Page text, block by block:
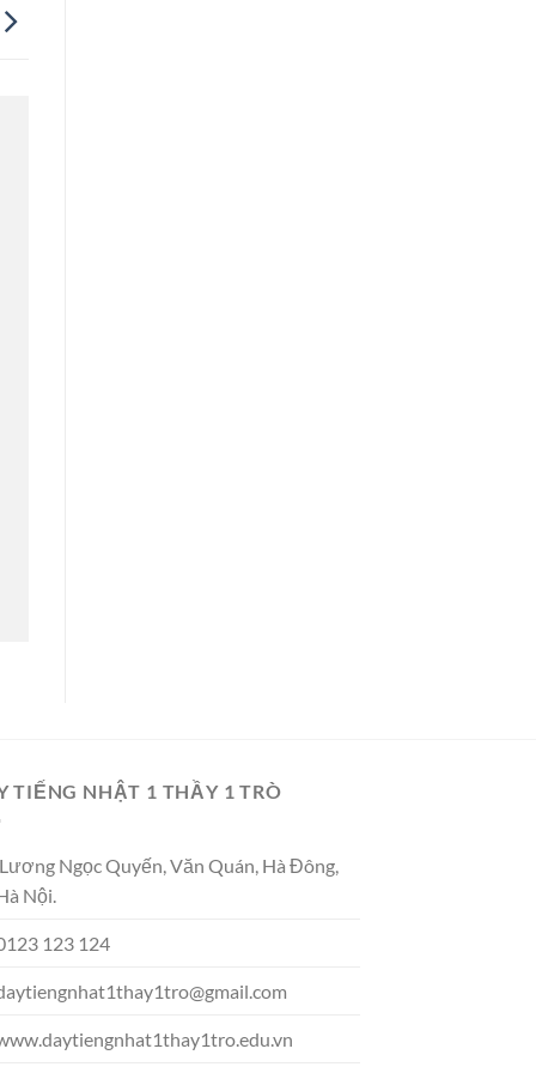
TIẾNG NHẬT 1 THẦY 1 TRÒ
Lương Ngọc Quyến, Văn Quán, Hà Đông,
Nội.
123 124